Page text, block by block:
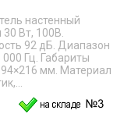
настенный
Вт, 100В.
92 дБ. Диапазон
000 Гц. Габариты
мм. Материал